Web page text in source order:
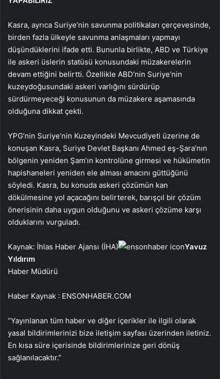
Kasra, ayrıca Suriye’nin savunma politikaları çerçevesinde,
birden fazla ülkeyle savunma anlaşmaları yapmayı
düşündüklerini ifade etti. Bununla birlikte, ABD ve Türkiye
ile askeri üslerin statüsü konusundaki müzakerelerin
devam ettiğini belirtti. Özellikle ABD’nin Suriye’nin
kuzeydoğusundaki askeri varlığını sürdürüp
sürdürmeyeceği konusunun da müzakere aşamasında
olduğuna dikkat çekti.
YPG’nin Suriye’nin Kuzeyindeki Mevcudiyeti üzerine de
konuşan Kasra, Suriye Devlet Başkanı Ahmed eş-Şara’nın
bölgenin yeniden Şam’ın kontrolüne girmesi ve hükümetin
hapishaneleri yeniden ele alması amacını güttüğünü
söyledi. Kasra, bu konuda askeri çözümün kan
dökülmesine yol açacağını belirterek, barışçıl bir çözüm
önerisinin daha uygun olduğunu ve askeri çözüme karşı
olduklarını vurguladı.
Kaynak: İhlas Haber Ajansı (İHA)
Yavuz
Yıldırım
Haber Müdürü
Haber Kaynak : ENSONHABER.COM
“Yayınlanan tüm haber ve diğer içerikler ile ilgili olarak
yasal bildirimlerinizi bize iletişim sayfası üzerinden iletiniz.
En kısa süre içerisinde bildirimlerinize geri dönüş
sağlanılacaktır.”